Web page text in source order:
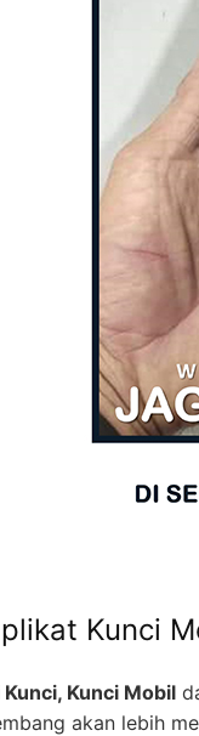
Kunci
Kunci Mobil
akan lebih